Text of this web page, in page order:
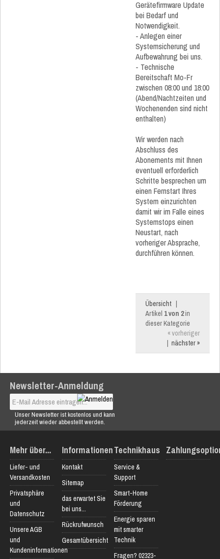
Gerätefirmware Update
bei Bedarf und
Notwendigkeit.
- Anlegen einer
Systemsicherung und
Aufbewahrung bei uns.
- Technische
Bereitschaft Mo-Fr
zwischen 08:00 und 18:00
(Abend/Nachtzeiten und
Wochenenden sind nicht
enthalten)
Wir werden nach
Abschluss des
Abonements mit Ihnen
eventuell erforderlich
Schritte besprechen um
einen Fernstart Ihres
System einzurichten
damit wir im Falle eines
Systemstops einen
Neustart, nach
vorheriger Absprache,
durchführen können.
Übersicht |
Artikel 1 von 2in
dieser Kategorie
« vorheriger
| nächster »
Newsletter-Anmeldung
Unser Newsletter ist kostenlos und kann
jederzeit wieder abbestellt werden.
Mehr über...
Liefer- und
Versandkosten
Privatsphäre
und
Datenschutz
Unsere AGB
und
Kundeninformationen
Informationen
Kontakt
Sitemap
das erwartet Sie
bei uns...
Rückrufwunsch
Gesamtübersicht
Technikhaus
Service &
Support
Smart-Home
Förderung
Energie sparen
mit smarter
Technik
Fragen? 02323-